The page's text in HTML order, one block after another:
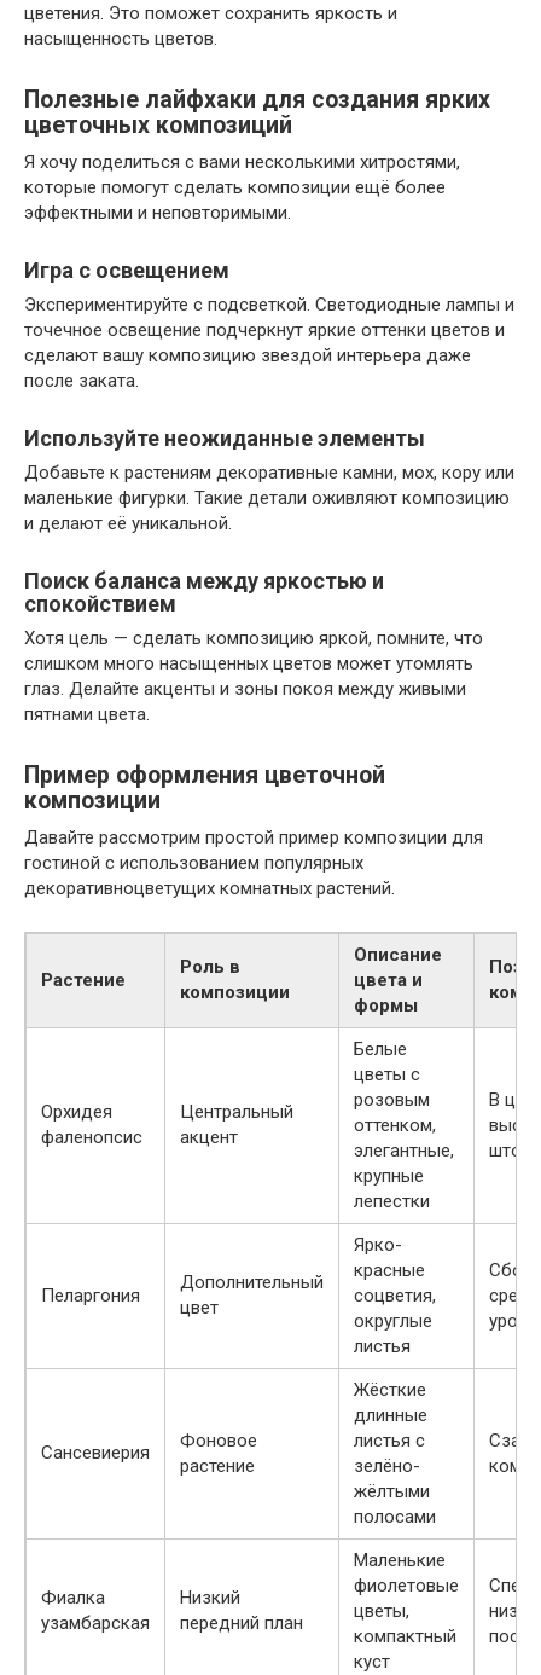
цветения. Это поможет сохранить яркость и
насыщенность цветов.
Полезные лайфхаки для создания ярких
цветочных композиций
Я хочу поделиться с вами несколькими хитростями,
которые помогут сделать композиции ещё более
эффектными и неповторимыми.
Игра с освещением
Экспериментируйте с подсветкой. Светодиодные лампы и
точечное освещение подчеркнут яркие оттенки цветов и
сделают вашу композицию звездой интерьера даже
после заката.
Используйте неожиданные элементы
Добавьте к растениям декоративные камни, мох, кору или
маленькие фигурки. Такие детали оживляют композицию
и делают её уникальной.
Поиск баланса между яркостью и
спокойствием
Хотя цель — сделать композицию яркой, помните, что
слишком много насыщенных цветов может утомлять
глаз. Делайте акценты и зоны покоя между живыми
пятнами цвета.
Пример оформления цветочной
композиции
Давайте рассмотрим простой пример композиции для
гостиной с использованием популярных
декоративноцветущих комнатных растений.
Растение
Роль в
композиции
Описание
цвета и
формы
Орхидея
фаленопсис
Центральный
акцент
Белые
цветы с
розовым
оттенком,
элегантные,
крупные
лепестки
В
шток
Пеларгония
Дополнительный
цвет
Ярко-
красные
соцветия,
округлые
листья
Сансевиерия
Фоновое
растение
Жёсткие
длинные
листья с
зелёно-
жёлтыми
полосами
Сзади
Фиалка
узамбарская
Низкий
передний план
Маленькие
фиолетовые
цветы,
компактный
куст